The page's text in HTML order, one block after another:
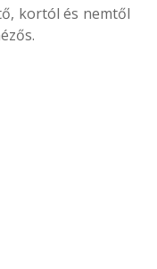
kortól és nemtől